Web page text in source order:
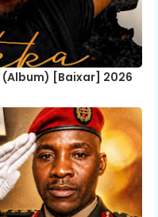
(Album) [Baixar] 2026